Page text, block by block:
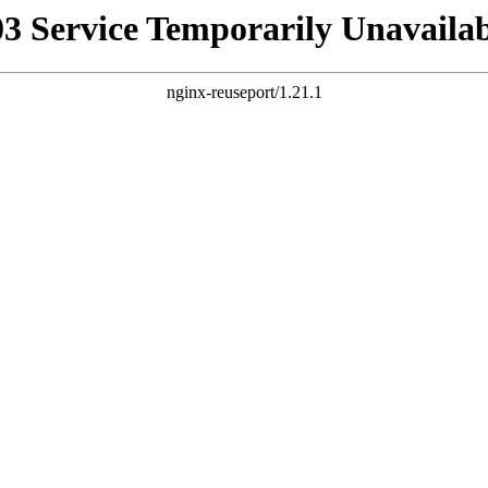
Service Temporarily
nginx-reuseport/1.21.1